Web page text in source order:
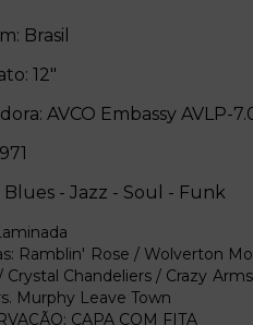
Brasil
12"
AVCO Embassy AVLP-
Blues - Jazz - Soul - Funk
Ramblin' Rose / Wolverton
Crystal Chandeliers / Crazy
Murphy Leave Town
CAPA COM FITA